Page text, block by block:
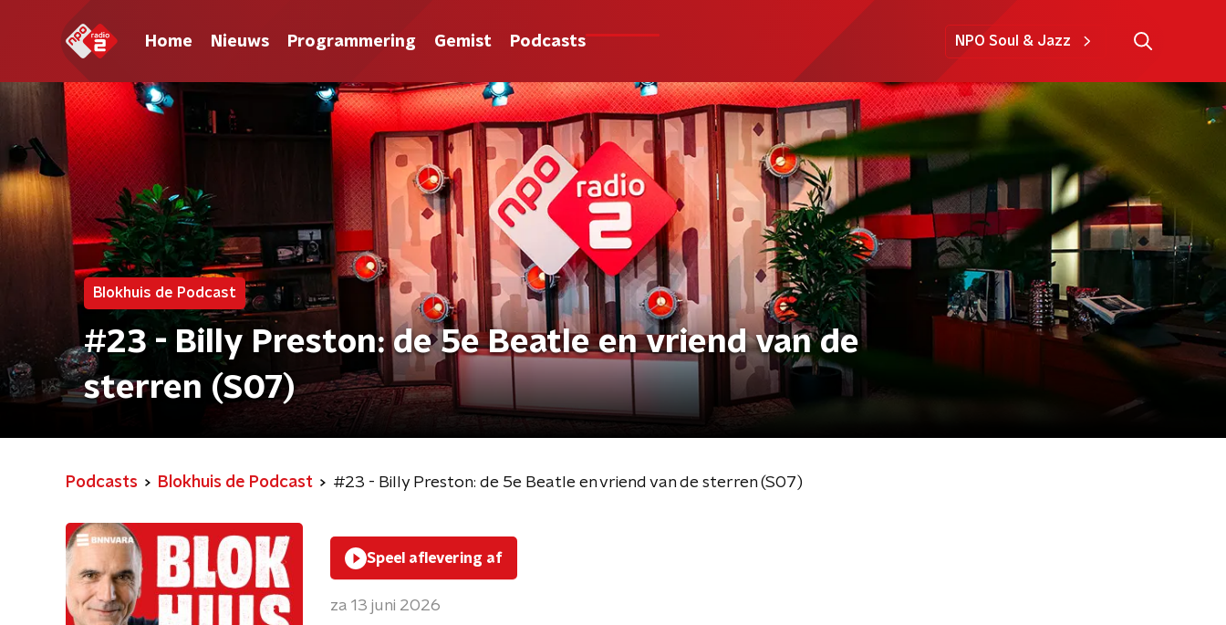
Home Nieuws Programmering Gemist Podcasts NPO Soul & Jazz
Blokhuis de Podcast
#23 - Billy Preston: de 5e Beatle en vriend van de
sterren (S07)
Podcasts Blokhuis de Podcast #23 - Billy Preston: de 5e Beatle en vriend van de sterren (S07)
Speel aflevering af
za 13 juni 2026